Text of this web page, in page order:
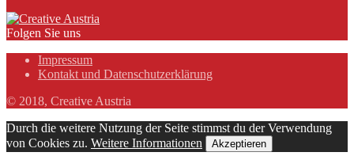
Folgen Sie uns
Impressum
Kontakt und Datenschutzerklärung
© 2018, Creative Austria
Durch die weitere Nutzung der Seite stimmst du der Verwendung
von Cookies zu. Weitere Informationen Akzeptieren